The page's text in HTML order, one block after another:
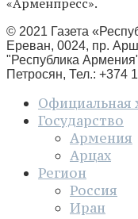
© 2021 Газета
Ереван, 0024, пр.
"Республика
Петросян, Тел.: +374
Официальная
Государство
Армения
Арцах
Регион
Россия
Иран